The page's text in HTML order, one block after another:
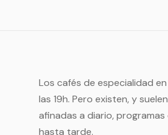
Los cafés de especialidad
las 19h. Pero existen, y
afinadas a diario,
hasta tarde.